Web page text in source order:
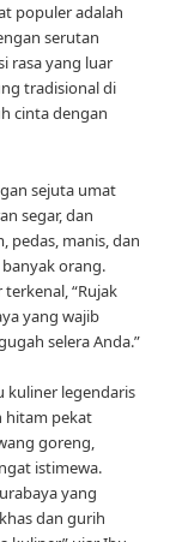
populer adalah
serutan
rasa yang luar
tradisional di
cinta dengan
sejuta umat
segar, dan
pedas, manis, dan
orang.
“Rujak
yang wajib
selera Anda.”
kuliner legendaris
hitam pekat
goreng,
istimewa.
yang
dan gurih